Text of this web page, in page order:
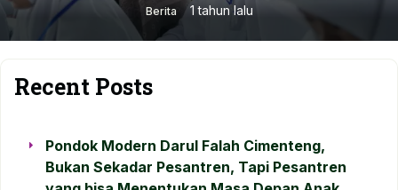
Berita 1 tahun lalu
Recent Posts
Pondok Modern Darul Falah Cimenteng,
Bukan Sekadar Pesantren, Tapi Pesantren